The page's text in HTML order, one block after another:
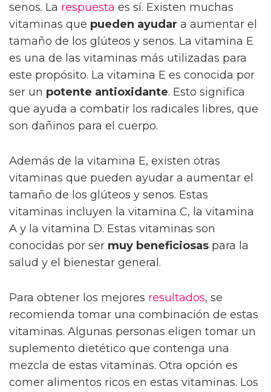
senos. La respuesta es sí. Existen muchas
vitaminas que pueden ayudar a aumentar el
tamaño de los glúteos y senos. La vitamina E
es una de las vitaminas más utilizadas para
este propósito. La vitamina E es conocida por
ser un potente antioxidante. Esto significa
que ayuda a combatir los radicales libres, que
son dañinos para el cuerpo.
Además de la vitamina E, existen otras
vitaminas que pueden ayudar a aumentar el
tamaño de los glúteos y senos. Estas
vitaminas incluyen la vitamina C, la vitamina
A y la vitamina D. Estas vitaminas son
conocidas por ser muy beneficiosas para la
salud y el bienestar general.
Para obtener los mejores resultados, se
recomienda tomar una combinación de estas
vitaminas. Algunas personas eligen tomar un
suplemento dietético que contenga una
mezcla de estas vitaminas. Otra opción es
comer alimentos ricos en estas vitaminas. Los